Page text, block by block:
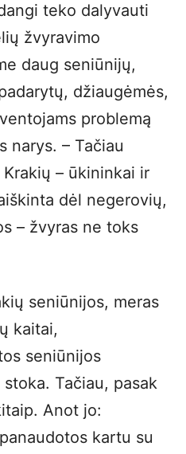
teko dalyvauti
žvyravimo
daug seniūnijų,
džiaugėmės,
problemą
narys. – Tačiau
– ūkininkai ir
dėl negerovių,
– žvyras ne toks
seniūnijos, meras
kaitai,
seniūnijos
Tačiau, pasak
Anot jo:
kartu su